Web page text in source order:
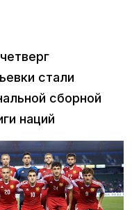
стали
сборной
наций